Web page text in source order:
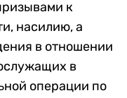
к
насилию, а
в отношении
в
операции по